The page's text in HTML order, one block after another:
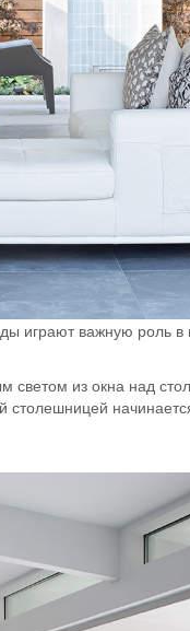
играют важную роль в
светом из окна над
столешницей